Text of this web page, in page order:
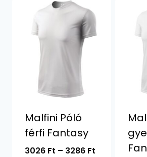
Malfini Póló
férfi Fantasy
3026 Ft – 3286 Ft